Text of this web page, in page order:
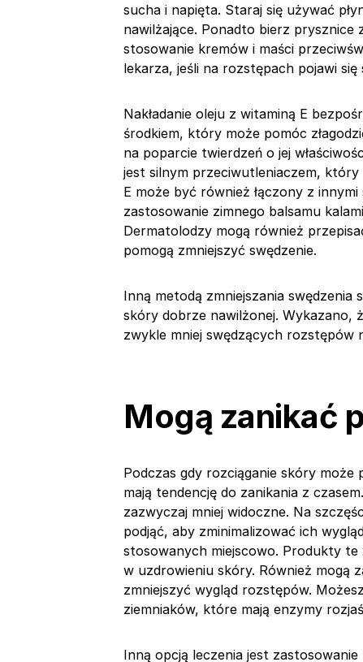
sucha i napięta. Staraj się używać
nawilżające. Ponadto bierz
stosowanie kremów i maści
lekarza, jeśli na rozstępach pojawi
Nakładanie oleju z witaminą E
środkiem, który może pomóc
na poparcie twierdzeń o jej
jest silnym przeciwutleniaczem,
E może być również łączony z
zastosowanie zimnego balsamu
Dermatolodzy mogą również
pomogą zmniejszyć swędzenie.
Inną metodą zmniejszania
skóry dobrze nawilżonej. Wykazano,
zwykle mniej swędzących rozstępów
Mogą zanikać
Podczas gdy rozciąganie skóry
mają tendencję do zanikania z
zazwyczaj mniej widoczne. Na
podjąć, aby zminimalizować ich
stosowanych miejscowo. Produkty te
w uzdrowieniu skóry. Również mogą
zmniejszyć wygląd rozstępów.
ziemniaków, które mają enzymy
Inną opcją leczenia jest